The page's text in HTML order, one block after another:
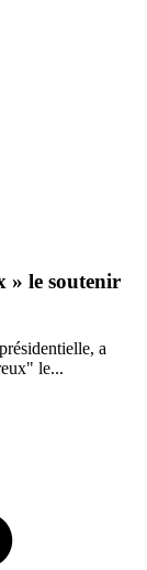
» le soutenir
a
le...